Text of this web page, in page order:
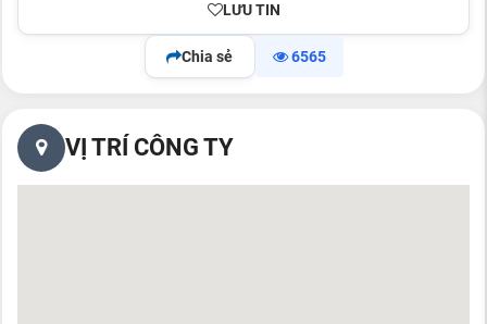
LƯU TIN
Chia sẻ 6565
VỊ TRÍ CÔNG TY